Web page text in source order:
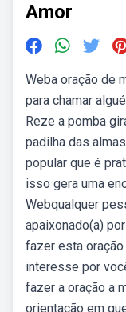
Amor
Weba oração de
para chamar
Reze a pomba
padilha das
popular que é
isso gera uma
Webqualquer
apaixonado(a)
fazer esta
interesse por
fazer a oração a
orientação em